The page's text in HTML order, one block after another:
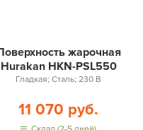
жарочная
Hurakan HKN-PSL550
Гладкая; Сталь; 230 В
11 070 руб.